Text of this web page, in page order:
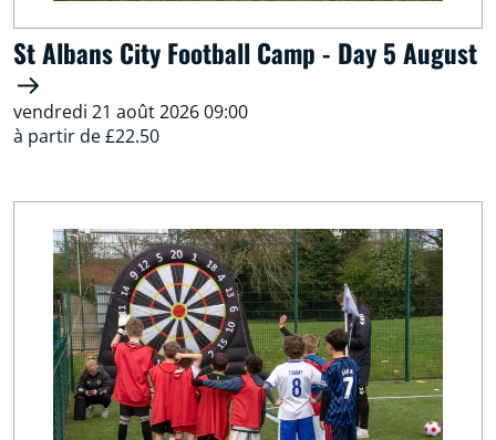
St Albans City Football Camp - Day 5 August
vendredi 21 août 2026 09:00
à partir de £22.50